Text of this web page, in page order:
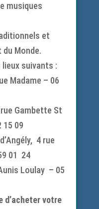
musiques
et
Monde.
lieux suivants :
Madame – 06
Gambette St
15 09
4 rue
01 24
Loulay – 05
d’acheter votre